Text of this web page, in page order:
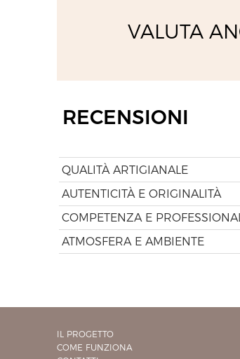
VALUTA
RECENSIONI
QUALITÀ ARTIGIANALE
AUTENTICITÀ E ORIGINALITÀ
COMPETENZA E
ATMOSFERA E AMBIENTE
IL PROGETTO
COME FUNZIONA